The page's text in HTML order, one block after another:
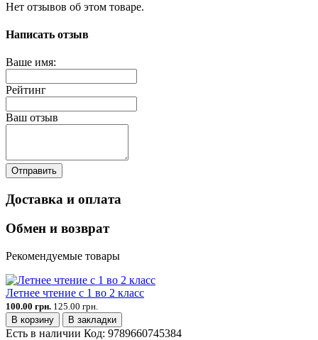
Нет отзывов об этом товаре.
Написать отзыв
Ваше имя:
Рейтинг
Ваш отзыв
Отправить
Доставка и оплата
Обмен и возврат
Рекомендуемые товары
Летнее чтение с 1 во 2 класс
100.00 грн. 125.00 грн.
В корзину
В закладки
Есть в наличии Код: 9789660745384